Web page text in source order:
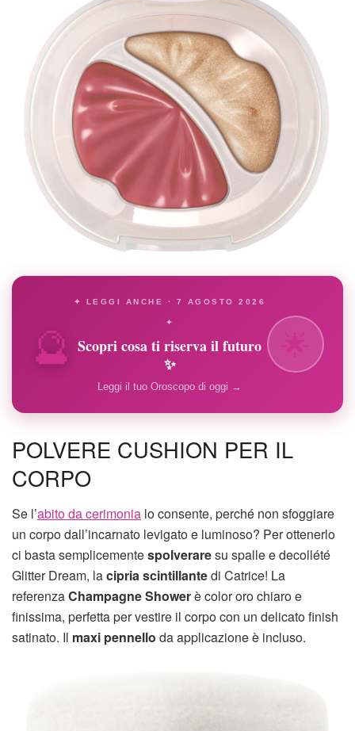
🔮
✦ LEGGI ANCHE · 7 AGOSTO 2026
✦
Scopri cosa ti riserva il futuro
✨
Leggi il tuo Oroscopo di oggi →
POLVERE CUSHION PER IL
CORPO
Se l’abito da cerimonia lo consente, perché non sfoggiare
un corpo dall’incarnato levigato e luminoso? Per ottenerlo
ci basta semplicementespolveraresu spalle e decollété
Glitter Dream, lacipria scintillantedi Catrice! La
referenzaChampagne Showerè color oro chiaro e
finissima, perfetta per vestire il corpo con un delicato finish
satinato. Il maxi pennello da applicazione è incluso.